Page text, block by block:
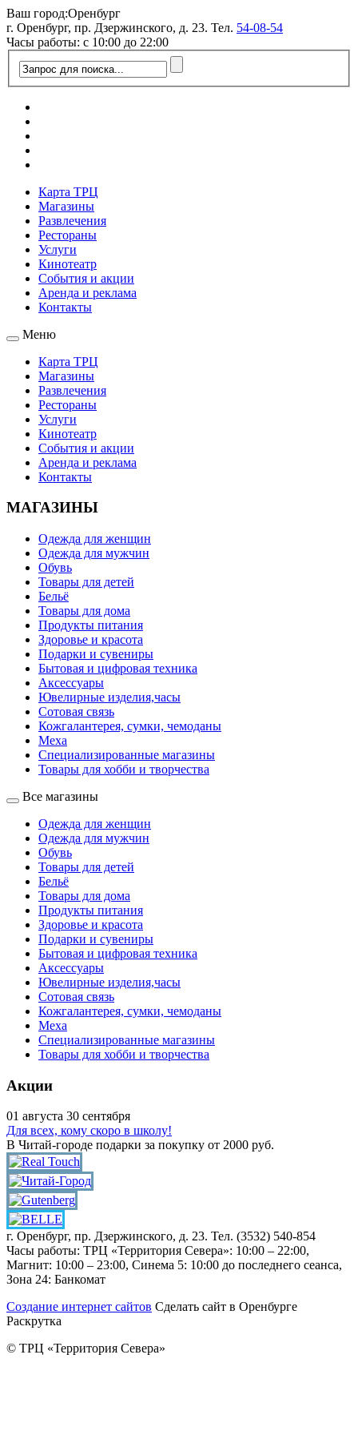
Ваш город:Оренбург
г. Оренбург, пр. Дзержинского, д. 23. Тел. 54-08-54
Часы работы: с 10:00 до 22:00
Карта ТРЦ
Магазины
Развлечения
Рестораны
Услуги
Кинотеатр
События и акции
Аренда и реклама
Контакты
Меню
Карта ТРЦ
Магазины
Развлечения
Рестораны
Услуги
Кинотеатр
События и акции
Аренда и реклама
Контакты
МАГАЗИНЫ
Одежда для женщин
Одежда для мужчин
Обувь
Товары для детей
Бельё
Товары для дома
Продукты питания
Здоровье и красота
Подарки и сувениры
Бытовая и цифровая техника
Аксессуары
Ювелирные изделия,часы
Сотовая связь
Кожгалантерея, сумки, чемоданы
Меха
Специализированные магазины
Товары для хобби и творчества
Все магазины
Одежда для женщин
Одежда для мужчин
Обувь
Товары для детей
Бельё
Товары для дома
Продукты питания
Здоровье и красота
Подарки и сувениры
Бытовая и цифровая техника
Аксессуары
Ювелирные изделия,часы
Сотовая связь
Кожгалантерея, сумки, чемоданы
Меха
Специализированные магазины
Товары для хобби и творчества
Акции
01 августа 30 сентября
Для всех, кому скоро в школу!
В Читай-городе подарки за покупку от 2000 руб.
г. Оренбург, пр. Дзержинского, д. 23. Тел. (3532) 540-854
Часы работы: ТРЦ «Территория Севера»: 10:00 – 22:00,
Магнит: 10:00 – 23:00, Синема 5: 10:00 до последнего сеанса,
Зона 24: Банкомат
Создание интернет сайтов Сделать сайт в Оренбурге
Раскрутка
© ТРЦ «Территория Севера»